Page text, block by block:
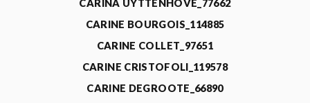
CARINA UYTTENHOVE_77662
CARINE BOURGOIS_114885
CARINE COLLET_97651
CARINE CRISTOFOLI_119578
CARINE DEGROOTE_66890